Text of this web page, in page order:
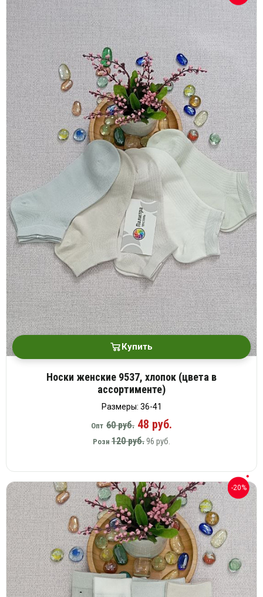
Купить
Носки женские 9537, хлопок (цвета в
ассортименте)
Размеры: 36-41
Опт 60 руб. 48 руб.
Розн 120 руб.96 руб.
-20%